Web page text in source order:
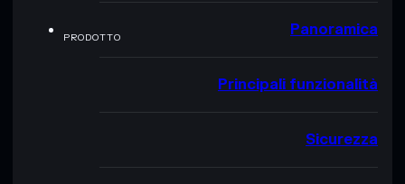
PRODOTTO Panoramica
Principali funzionalità
Sicurezza